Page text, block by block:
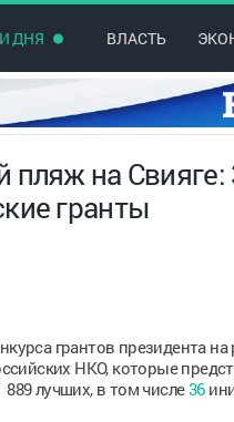
ДНЯ ВЛАСТЬ
на
гранты
грантов президента
НКО, которые
лучших, в том числе36